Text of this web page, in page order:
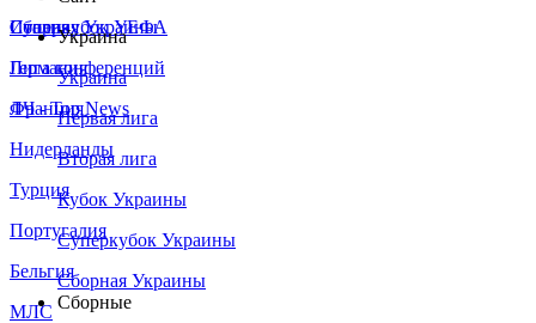
Сборная Украины
Италия
Германия
Франция
Нидерланды
Турция
Португалия
Бельгия
МЛС
Суперкубок УЕФА
Лига конференций
ЛЧ - Top News
Украина
Украина
Первая лига
Вторая лига
Кубок Украины
Суперкубок Украины
Сборная Украины
Сборные